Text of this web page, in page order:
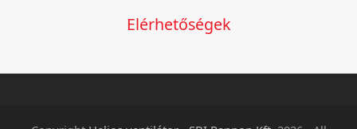
Elérhetőségek